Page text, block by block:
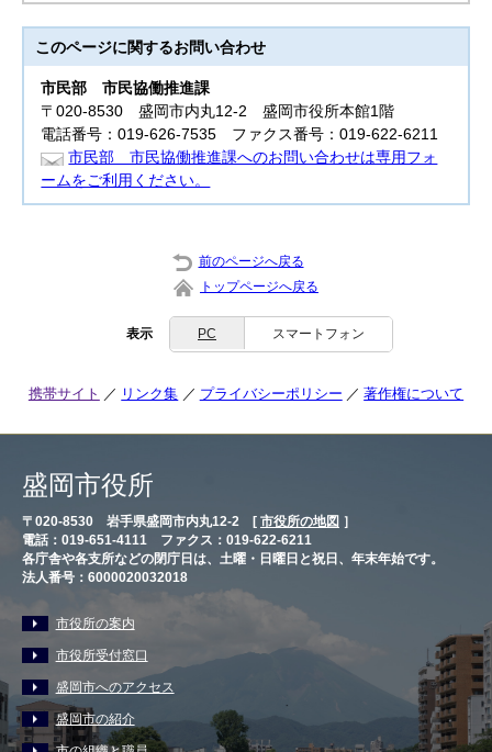
このページに関するお問い合わせ
市民部市民協働推進課
〒020-8530 盛岡市内丸12-2 盛岡市役所本館1階
電話番号：019-626-7535 ファクス番号：019-622-6211
市民部 市民協働推進課へのお問い合わせは専用フォ
ームをご利用ください。
前のページへ戻る
トップページへ戻る
表示 PC スマートフォン
携帯サイト リンク集 プライバシーポリシー 著作権について
盛岡市役所
〒020-8530 岩手県盛岡市内丸12-2 [ 市役所の地図 ］
電話：019-651-4111 ファクス：019-622-6211
各庁舎や各支所などの閉庁日は、土曜・日曜日と祝日、年末年始です。
法人番号：6000020032018
市役所の案内
市役所受付窓口
盛岡市へのアクセス
盛岡市の紹介